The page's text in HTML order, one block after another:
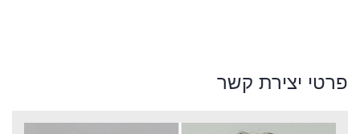
פרטי יצירת קשר